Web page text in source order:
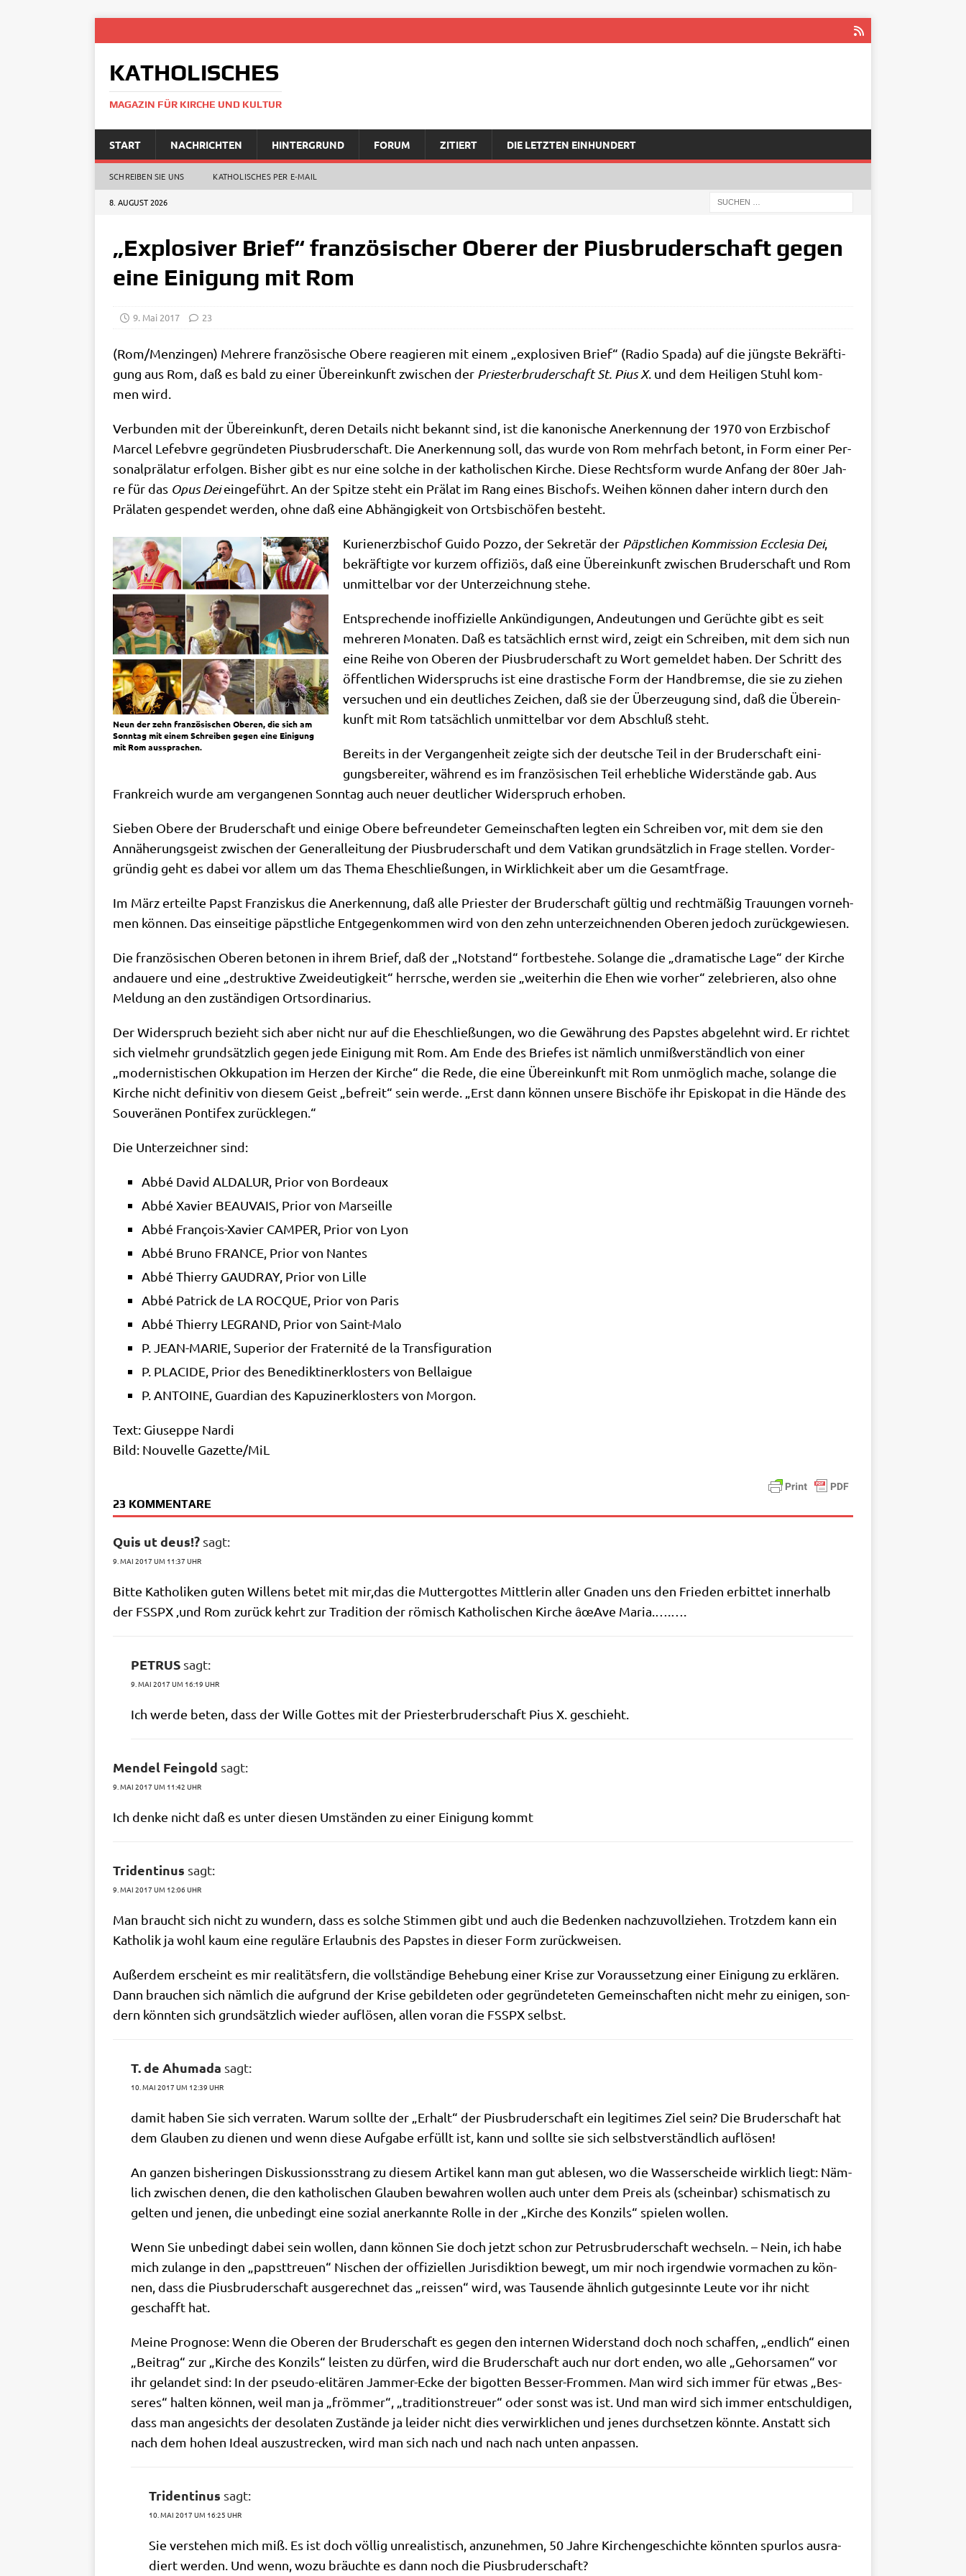
KATHOLISCHES
MAGAZIN FÜR KIRCHE UND KULTUR
START NACHRICHTEN HINTERGRUND FORUM ZITIERT DIE LETZTEN EINHUNDERT
SCHREIBEN SIE UNS KATHOLISCHES PER E‑MAIL
8. AUGUST 2026
„Explosiver Brief“ französischer Oberer der Piusbruderschaft gegen
eine Einigung mit Rom
9. Mai 2017 23
(Rom/​Menzingen) Meh­re­re fran­zö­si­sche Obe­re reagie­ren mit einem „explo­si­ven Brief“ (Radio Spa­da) auf die jüng­ste Bekräf­ti­
gung aus Rom, daß es bald zu einer Über­ein­kunft zwi­schen der Prie­ster­bru­der­schaft St. Pius X. und dem Hei­li­gen Stuhl kom­
men wird.
Ver­bun­den mit der Über­ein­kunft, deren Details nicht bekannt sind, ist die kano­ni­sche Aner­ken­nung der 1970 von Erz­bi­schof
Mar­cel Lefeb­v­re gegrün­de­ten Pius­bru­der­schaft. Die Aner­ken­nung soll, das wur­de von Rom mehr­fach betont, in Form einer Per­
so­nal­prä­la­tur erfol­gen. Bis­her gibt es nur eine sol­che in der katho­li­schen Kir­che. Die­se Rechts­form wur­de Anfang der 80er Jah­
re für das Opus Deiein­ge­führt. An der Spit­ze steht ein Prä­lat im Rang eines Bischofs. Wei­hen kön­nen daher intern durch den
Prä­la­ten gespen­det wer­den, ohne daß eine Abhän­gig­keit von Orts­bi­schö­fen besteht.
Neun der zehn fran­zö­si­schen Obe­ren, die sich am
Sonn­tag mit einem Schrei­ben gegen eine Eini­gung
mit Rom aussprachen.
Kuri­en­erz­bi­schof Gui­do Poz­zo, der Sekre­tär der Päpst­li­chen Kom­mis­si­on Eccle­sia Dei,
bekräf­tig­te vor kur­zem offi­zi­ös, daß eine Über­ein­kunft zwi­schen Bru­der­schaft und Rom
unmit­tel­bar vor der Unter­zeich­nung stehe.
Ent­spre­chen­de inof­fi­zi­el­le Ankün­di­gun­gen, Andeu­tun­gen und Gerüch­te gibt es seit
meh­re­ren Mona­ten. Daß es tat­säch­lich ernst wird, zeigt ein Schrei­ben, mit dem sich nun
eine Rei­he von Obe­ren der Pius­bru­der­schaft zu Wort gemel­det haben. Der Schritt des
öffent­li­chen Wider­spruchs ist eine dra­sti­sche Form der Hand­brem­se, die sie zu zie­hen
ver­su­chen und ein deut­li­ches Zei­chen, daß sie der Über­zeu­gung sind, daß die Über­ein­
kunft mit Rom tat­säch­lich unmit­tel­bar vor dem Abschluß steht.
Bereits in der Ver­gan­gen­heit zeig­te sich der deut­sche Teil in der Bru­der­schaft eini­
gungs­be­rei­ter, wäh­rend es im fran­zö­si­schen Teil erheb­li­che Wider­stän­de gab. Aus
Frank­reich wur­de am ver­gan­ge­nen Sonn­tag auch neu­er deut­li­cher Wider­spruch erhoben.
Sie­ben Obe­re der Bru­der­schaft und eini­ge Obe­re befreun­de­ter Gemein­schaf­ten leg­ten ein Schrei­ben vor, mit dem sie den
Annä­he­rungs­geist zwi­schen der Gene­ral­lei­tung der Pius­bru­der­schaft und dem Vati­kan grund­sätz­lich in Fra­ge stel­len. Vor­der­
grün­dig geht es dabei vor allem um das The­ma Ehe­schlie­ßun­gen, in Wirk­lich­keit aber um die Gesamtfrage.
Im März erteil­te Papst Fran­zis­kus die Aner­ken­nung, daß alle Prie­ster der Bru­der­schaft gül­tig und recht­mä­ßig Trau­un­gen vor­neh­
men kön­nen. Das ein­sei­ti­ge päpst­li­che Ent­ge­gen­kom­men wird von den zehn unter­zeich­nen­den Obe­ren jedoch zurückgewiesen.
Die fran­zö­si­schen Obe­ren beto­nen in ihrem Brief, daß der „Not­stand“ fort­be­stehe. Solan­ge die „dra­ma­ti­sche Lage“ der Kir­che
andaue­re und eine „destruk­ti­ve Zwei­deu­tig­keit“ herr­sche, wer­den sie „wei­ter­hin die Ehen wie vor­her“ zele­brie­ren, also ohne
Mel­dung an den zustän­di­gen Ortsordinarius.
Der Wider­spruch bezieht sich aber nicht nur auf die Ehe­schlie­ßun­gen, wo die Gewäh­rung des Pap­stes abge­lehnt wird. Er rich­tet
sich viel­mehr grund­sätz­lich gegen jede Eini­gung mit Rom. Am Ende des Brie­fes ist näm­lich unmiß­ver­ständ­lich von einer
„moder­ni­sti­schen Okku­pa­ti­on im Her­zen der Kir­che“ die Rede, die eine Über­ein­kunft mit Rom unmög­lich mache, solan­ge die
Kir­che nicht defi­ni­tiv von die­sem Geist „befreit“ sein wer­de. „Erst dann kön­nen unse­re Bischö­fe ihr Epi­sko­pat in die Hän­de des
Sou­ve­rä­nen Pon­ti­fex zurücklegen.“
Die Unter­zeich­ner sind:
Abbé David ALDALUR, Pri­or von Bordeaux
Abbé Xavier BEAUVAIS, Pri­or von Marseille
Abbé Fran­çois-Xavier CAMPER, Pri­or von Lyon
Abbé Bru­no FRANCE, Pri­or von Nantes
Abbé Thier­ry GAUDRAY, Pri­or von Lille
Abbé Patrick de LA ROCQUE, Pri­or von Paris
Abbé Thier­ry LEGRAND, Pri­or von Saint-Malo
P. JEAN-MARIE, Supe­ri­or der Fra­ter­ni­té de la Transfiguration
P. PLACIDE, Pri­or des Bene­dik­ti­ner­klo­sters von Bellaigue
P. ANTOINE, Guar­di­an des Kapu­zi­ner­klo­sters von Morgon.
Text: Giu­sep­pe Nardi
Bild: Nou­vel­le Gazette/​MiL
23 KOMMENTARE
Quis ut deus!? sagt:
9. MAI 2017 UM 11:37 UHR
Bit­te Katho­li­ken guten Wil­lens betet mit mir,das die Mut­ter­got­tes Mitt­le­rin aller Gna­den uns den Frie­den erbit­tet inner­halb
der FSSPX ‚und Rom zurück kehrt zur Tra­di­ti­on der römisch Katho­li­schen Kir­che âœAve Maria.….….
PETRUS sagt:
9. MAI 2017 UM 16:19 UHR
Ich wer­de beten, dass der Wil­le Got­tes mit der Prie­ster­bru­der­schaft Pius X. geschieht.
Mendel Feingold sagt:
9. MAI 2017 UM 11:42 UHR
Ich den­ke nicht daß es unter die­sen Umstän­den zu einer Eini­gung kommt
Tridentinus sagt:
9. MAI 2017 UM 12:06 UHR
Man braucht sich nicht zu wun­dern, dass es sol­che Stim­men gibt und auch die Beden­ken nach­zu­voll­zie­hen. Trotz­dem kann ein
Katho­lik ja wohl kaum eine regu­lä­re Erlaub­nis des Pap­stes in die­ser Form zurückweisen.
Außer­dem erscheint es mir rea­li­täts­fern, die voll­stän­di­ge Behe­bung einer Kri­se zur Vor­aus­set­zung einer Eini­gung zu erklä­ren.
Dann brau­chen sich näm­lich die auf­grund der Kri­se gebil­de­ten oder gegrün­de­te­ten Gemein­schaf­ten nicht mehr zu eini­gen, son­
dern könn­ten sich grund­sätz­lich wie­der auf­lö­sen, allen vor­an die FSSPX selbst.
T. de Ahumada sagt:
10. MAI 2017 UM 12:39 UHR
damit haben Sie sich ver­ra­ten. War­um soll­te der „Erhalt“ der Pius­bru­der­schaft ein legi­ti­mes Ziel sein? Die Bru­der­schaft hat
dem Glau­ben zu die­nen und wenn die­se Auf­ga­be erfüllt ist, kann und soll­te sie sich selbst­ver­ständ­lich auflösen!
An gan­zen bis­he­rin­gen Dis­kus­si­ons­strang zu die­sem Arti­kel kann man gut able­sen, wo die Was­ser­schei­de wirk­lich liegt: Näm­
lich zwi­schen denen, die den katho­li­schen Glau­ben bewah­ren wol­len auch unter dem Preis als (schein­bar) schis­ma­tisch zu
gel­ten und jenen, die unbe­dingt eine sozi­al aner­kann­te Rol­le in der „Kir­che des Kon­zils“ spie­len wollen.
Wenn Sie unbe­dingt dabei sein wol­len, dann kön­nen Sie doch jetzt schon zur Petrus­bru­der­schaft wech­seln. – Nein, ich habe
mich zulan­ge in den „papst­treu­en“ Nischen der offi­zi­el­len Juris­dik­ti­on bewegt, um mir noch irgend­wie vor­ma­chen zu kön­
nen, dass die Pius­bru­der­schaft aus­ge­rech­net das „rei­ssen“ wird, was Tau­sen­de ähn­lich gut­ge­sinn­te Leu­te vor ihr nicht
geschafft hat.
Mei­ne Pro­gno­se: Wenn die Obe­ren der Bru­der­schaft es gegen den inter­nen Wider­stand doch noch schaf­fen, „end­lich“ einen
„Bei­trag“ zur „Kir­che des Kon­zils“ lei­sten zu dür­fen, wird die Bru­der­schaft auch nur dort enden, wo alle „Gehor­sa­men“ vor
ihr gelan­det sind: In der pseu­do-eli­tä­ren Jam­mer-Ecke der bigot­ten Bes­ser-From­men. Man wird sich immer für etwas „Bes­
se­res“ hal­ten kön­nen, weil man ja „fröm­mer“, „tra­di­ti­ons­treu­er“ oder sonst was ist. Und man wird sich immer ent­schul­di­gen,
dass man ange­sichts der deso­la­ten Zustän­de ja lei­der nicht dies ver­wirk­li­chen und jenes durch­set­zen könn­te. Anstatt sich
nach dem hohen Ide­al aus­zu­strecken, wird man sich nach und nach nach unten anpassen.
Tridentinus sagt:
10. MAI 2017 UM 16:25 UHR
Sie ver­ste­hen mich miß. Es ist doch völ­lig unrea­li­stisch, anzu­neh­men, 50 Jah­re Kir­chen­ge­schich­te könn­ten spur­los aus­ra­
diert wer­den. Und wenn, wozu bräuch­te es dann noch die Piusbruderschaft?